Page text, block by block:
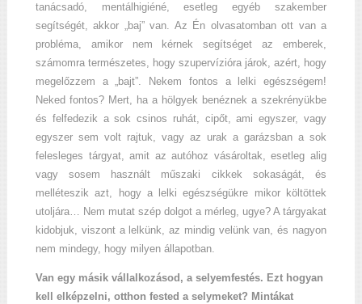
tanácsadó, mentálhigiéné, esetleg egyéb szakember
segítségét, akkor „baj” van. Az Én olvasatomban ott van a
probléma, amikor nem kérnek segítséget az emberek,
számomra természetes, hogy szupervízióra járok, azért, hogy
megelőzzem a „bajt”. Nekem fontos a lelki egészségem!
Neked fontos? Mert, ha a hölgyek benéznek a szekrényükbe
és felfedezik a sok csinos ruhát, cipőt, ami egyszer, vagy
egyszer sem volt rajtuk, vagy az urak a garázsban a sok
felesleges tárgyat, amit az autóhoz vásároltak, esetleg alig
vagy sosem használt műszaki cikkek sokaságát, és
melléteszik azt, hogy a lelki egészségükre mikor költöttek
utoljára… Nem mutat szép dolgot a mérleg, ugye? A tárgyakat
kidobjuk, viszont a lelkünk, az mindig velünk van, és nagyon
nem mindegy, hogy milyen állapotban.
Van egy másik vállalkozásod, a selyemfestés. Ezt hogyan
kell elképzelni, otthon fested a selymeket? Mintákat